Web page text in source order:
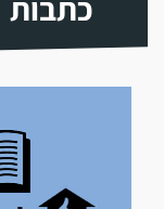
כתבות